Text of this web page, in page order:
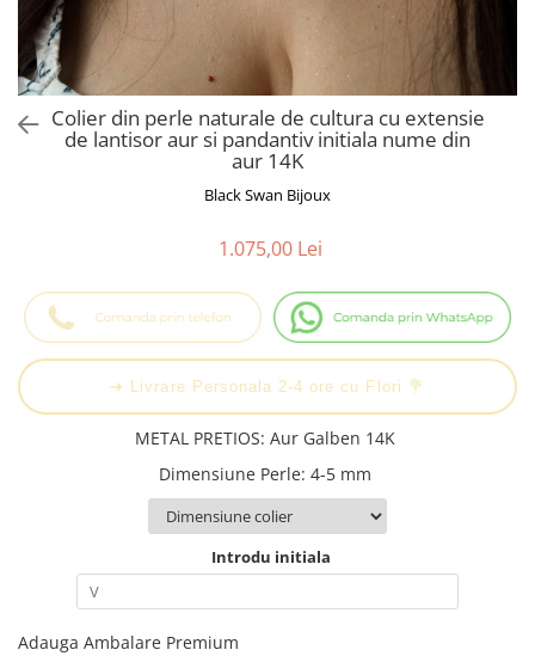
Cadouri pentru Absolvire
Cadou Educatoare / Invatatoare /
Profesoare
Cadouri Cupluri
Cercei din aur
Bijuterii Profesii
Bijuterii Pasiuni & Hobby
Bijuterii Tematice Sport
Bijuterii cu mesaj Motivational
Bijuterii personalizate cu poza
Colier din perle naturale de cultura cu extensie
de lantisor aur si pandantiv initiala nume din
aur 14K
Black Swan Bijoux
1.075,00 Lei
➔ Livrare Personala 2-4 ore cu Flori 💐
METAL PRETIOS: Aur Galben 14K
Dimensiune Perle: 4-5 mm
Introdu initiala
Adauga Ambalare Premium